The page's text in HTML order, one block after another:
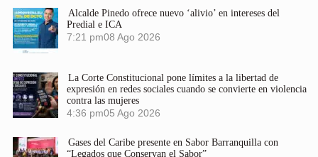
Alcalde Pinedo ofrece nuevo ‘alivio’ en intereses del
Predial e ICA
7:21 pm08 Ago 2026
La Corte Constitucional pone límites a la libertad de
expresión en redes sociales cuando se convierte en violencia
contra las mujeres
4:36 pm05 Ago 2026
Gases del Caribe presente en Sabor Barranquilla con
“Legados que Conservan el Sabor”